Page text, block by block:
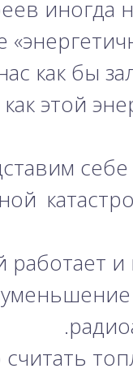
иногда
как бы
этой
работает